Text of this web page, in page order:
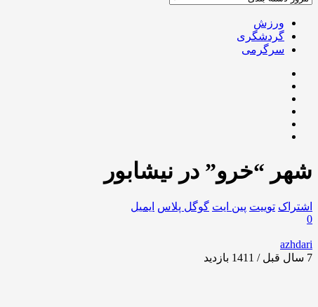
ورزش
گردشگری
سرگرمی
شهر “خرو” در نیشابور
اشتراک توییت پین ایت گوگل‌ پلاس ایمیل
0
azhdari
7 سال قبل / 1411
بازدید